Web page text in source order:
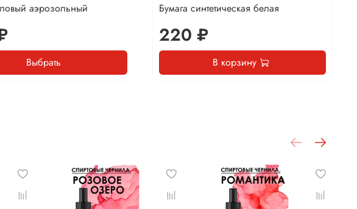
аэрозольный
Выбрать
Бумага синтетическая белая
220 ₽
В корзину